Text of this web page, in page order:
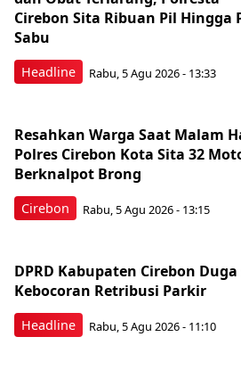
Headline
Cirebon Sita Ribuan Pil Hingga
Sabu
Rabu, 5 Agu 2026 - 13:33
Cirebon
Resahkan Warga Saat Malam
Polres Cirebon Kota Sita 32
Berknalpot Brong
Rabu, 5 Agu 2026 - 13:15
Headline
DPRD Kabupaten Cirebon Duga
Kebocoran Retribusi Parkir
Rabu, 5 Agu 2026 - 11:10